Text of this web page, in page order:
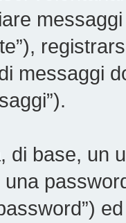
messaggi
di base, un
una